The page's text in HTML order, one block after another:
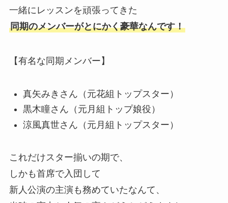
一緒にレッスンを頑張ってきた
同期のメンバーがとにかく豪華なんです！
【有名な同期メンバー】
真矢みきさん（元花組トップスター）
黒木瞳さん（元月組トップ娘役）
涼風真世さん（元月組トップスター）
これだけスター揃いの期で、
しかも首席で入団して
新人公演の主演も務めていたなんて、